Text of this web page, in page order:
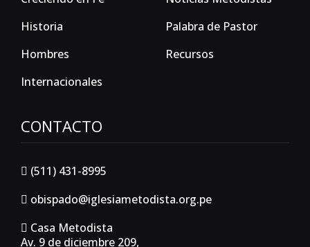
Historia
Hombres
Internacionales
Palabra de Pastor
Recursos
CONTACTO
(511) 431-8995
obispado@iglesiametodista.org.pe
Casa Metodista
Av. 9 de diciembre 209,